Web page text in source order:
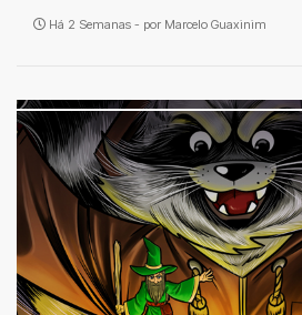
Há 2 Semanas - por Marcelo Guaxinim